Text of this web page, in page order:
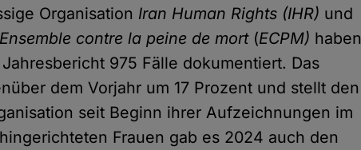
Organisation Iran Human Rights (IHR) und
Ensemble contre la peine de mort(ECPM) haben
975 Fälle dokumentiert. Das
dem Vorjahr um 17 Prozent und stellt den
seit Beginn ihrer Aufzeichnungen im
Frauen gab es 2024 auch den